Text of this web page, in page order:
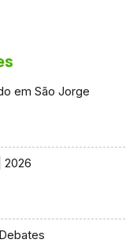
em São Jorge
2026